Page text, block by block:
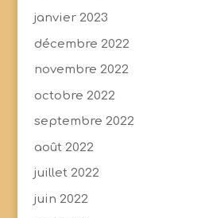
janvier 2023
décembre 2022
novembre 2022
octobre 2022
septembre 2022
août 2022
juillet 2022
juin 2022